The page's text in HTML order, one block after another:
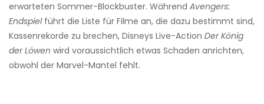
erwarteten Sommer-Blockbuster. Während Avengers:
Endspielführt die Liste für Filme an, die dazu bestimmt sind,
Kassenrekorde zu brechen, Disneys Live-Action Der König
der Löwen wird voraussichtlich etwas Schaden anrichten,
obwohl der Marvel-Mantel fehlt.